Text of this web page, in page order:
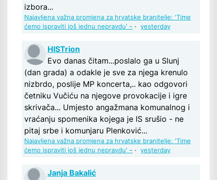
izbora...
Najavljena važna promjena za hrvatske branitelje: 'Time
ćemo ispraviti još jednu nepravdu' – · yesterday
HISTrion
Evo danas čitam...poslalo ga u Slunj
(dan grada) a odakle je sve za njega krenulo
nizbrdo, poslije MP koncerta,.. kao odgovori
četniku Vučiću na njegove provokacije i igre
skrivača... Umjesto angažmana komunalnog i
vraćanju spomenika kojega je IS srušio - ne
pitaj srbe i komunjaru Plenković...
Najavljena važna promjena za hrvatske branitelje: 'Time
ćemo ispraviti još jednu nepravdu' – · yesterday
Janja Bakalić